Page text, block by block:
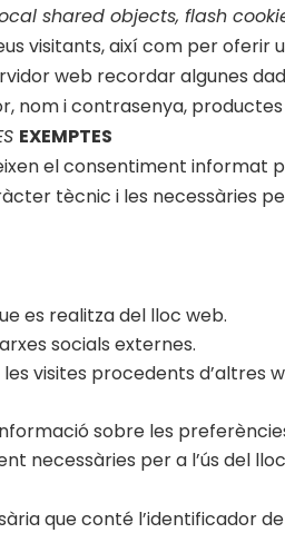
shared objects, flash
visitants, així com per oferir
web recordar algunes
nom i contrasenya,
EXEMPTES
el consentiment informat
tècnic i les necessàries
es realitza del lloc web.
socials externes.
visites procedents
sobre les
necessàries per a l’ús del
que conté l’identificador